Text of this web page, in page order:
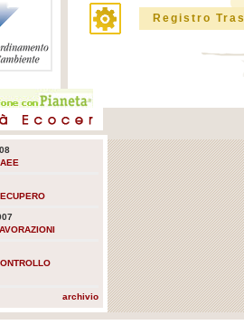
Registro
archivio